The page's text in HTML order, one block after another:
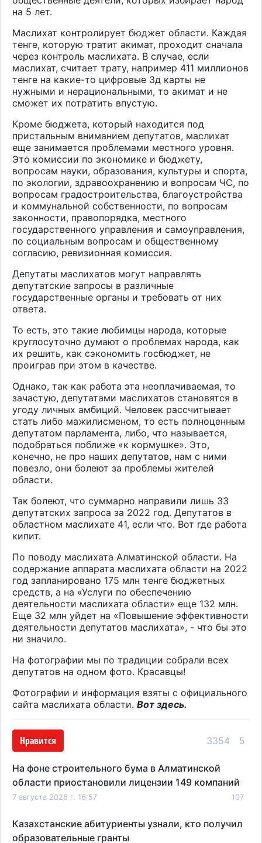
на 5 лет.
Маслихат контролирует бюджет области. Каждая
тенге, которую тратит акимат, проходит сначала
через контроль маслихата. В случае, если
маслихат, считает трату, например 411 миллионов
тенге на какие-то цифровые 3д карты не
нужными и нерациональными, то акимат и не
сможет их потратить впустую.
Кроме бюджета, который находится под
пристальным вниманием депутатов, маслихат
еще занимается проблемами местного уровня.
Это комиссии по экономике и бюджету,
вопросам науки, образования, культуры и спорта,
по экологии, здравоохранению и вопросам ЧС, по
вопросам градостроительства, благоустройства
и коммунальной собственности, по вопросам
законности, правопорядка, местного
государственного управления и самоуправления,
по социальным вопросам и общественному
согласию, ревизионная комиссия.
Депутаты маслихатов могут направлять
депутатские запросы в различные
государственные органы и требовать от них
ответа.
То есть, это такие любимцы народа, которые
круглосуточно думают о проблемах народа, как
их решить, как сэкономить госбюджет, не
проиграв при этом в качестве.
Однако, так как работа эта неоплачиваемая, то
зачастую, депутатами маслихатов становятся в
угоду личных амбиций. Человек рассчитывает
стать либо мажилисменом, то есть полноценным
депутатом парламента, либо, что называется,
подобраться поближе «к кормушке». Это,
конечно, не про наших депутатов, нам с ними
повезло, они болеют за проблемы жителей
области.
Так болеют, что суммарно направили лишь 33
депутатских запроса за 2022 год. Депутатов в
областном маслихате 41, если что. Вот где работа
кипит.
По поводу маслихата Алматинской области. На
содержание аппарата маслихата области на 2022
год запланировано 175 млн тенге бюджетных
средств, а на «Услуги по обеспечению
деятельности маслихата области» еще 132 млн.
Еще 32 млн уйдет на «Повышение эффективности
деятельности депутатов маслихата», - что бы это
ни значило.
На фотографии мы по традиции собрали всех
депутатов на одном фото. Красавцы!
Фотографии и информация взяты с официального
сайта маслихата области. Вот здесь.
Нравится 3354 5
На фоне строительного бума в Алматинской
области приостановили лицензии 149 компаний
7 августа 2026 г. 16:57 107
Казахстанские абитуриенты узнали, кто получил
образовательные гранты